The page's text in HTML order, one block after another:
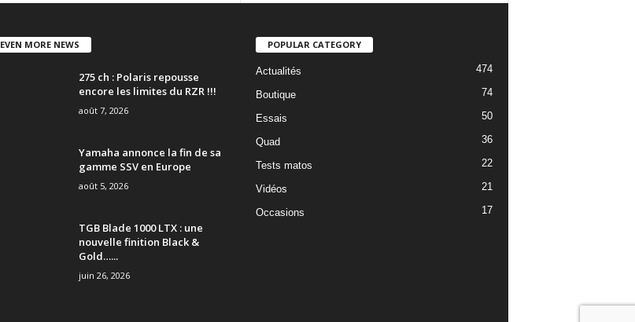
EVEN MORE NEWS
275 ch : Polaris repousse
encore les limites du RZR !!!
août 7, 2026
Yamaha annonce la fin de sa
gamme SSV en Europe
août 5, 2026
TGB Blade 1000 LTX : une
nouvelle finition Black &
Gold…...
juin 26, 2026
POPULAR CATEGORY
Actualités 474
Boutique 74
Essais 50
Quad 36
Tests matos 22
Vidéos 21
Occasions 17